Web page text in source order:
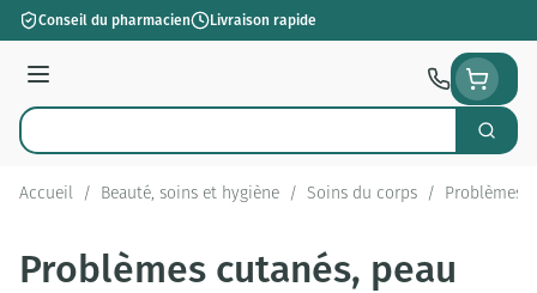
Aller au contenu
Conseil du pharmacien Livraison rapide
Menu
Rechercher
Accueil / Beauté, soins et hygiène / Soins du corps / Problèmes
Problèmes cutanés, peau